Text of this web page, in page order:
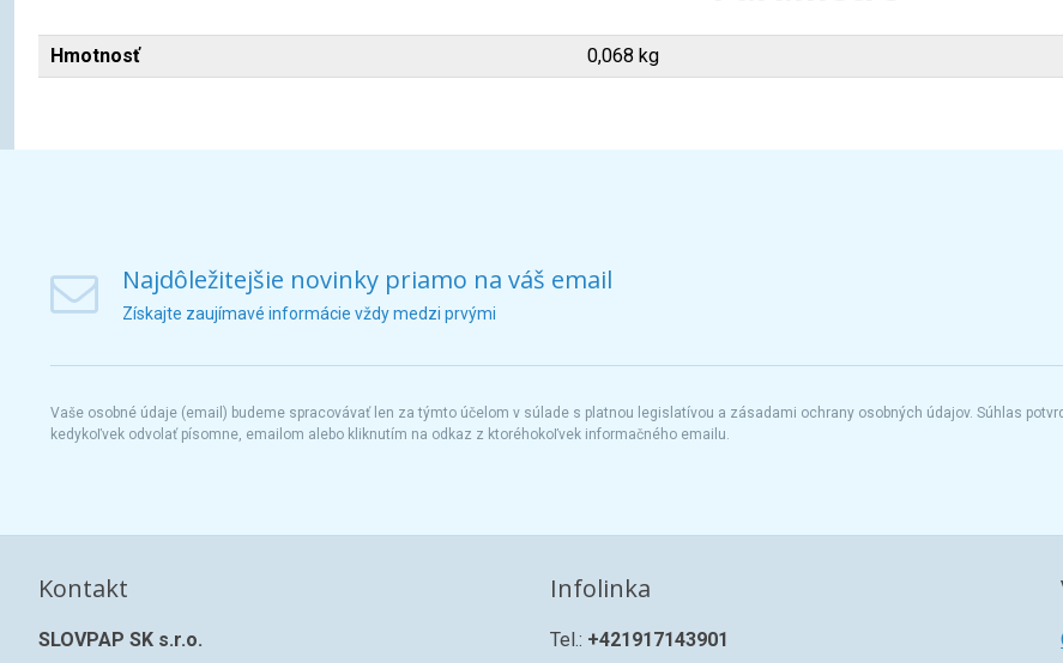
Hmotnosť 0,068 kg
Najdôležitejšie novinky priamo na váš email
Získajte zaujímavé informácie vždy medzi prvými
Vaše osobné údaje (email) budeme spracovávať len za týmto účelom v súlade s platnou legislatívou a zásadami ochrany osobných údajov. Súhlas
kedykoľvek odvolať písomne, emailom alebo kliknutím na odkaz z ktoréhokoľvek informačného emailu.
Kontakt
SLOVPAP SK s.r.o.
Infolinka
Tel.: +421917143901